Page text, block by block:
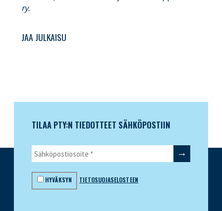
ry.
JAA JULKAISU
TILAA PTY:N TIEDOTTEET SÄHKÖPOSTIIN
HYVÄKSYN TIETOSUOJASELOSTEEN